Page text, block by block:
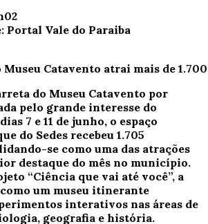
Portal Vale do Paraiba
do Museu Catavento por
pelo grande interesse do
7 e 11 de junho, o espaço
do Sedes recebeu 1.705
se como uma das atrações
destaque do mês no município.
“Ciência que vai até você”, a
um museu itinerante
interativos nas áreas de
geografia e história.